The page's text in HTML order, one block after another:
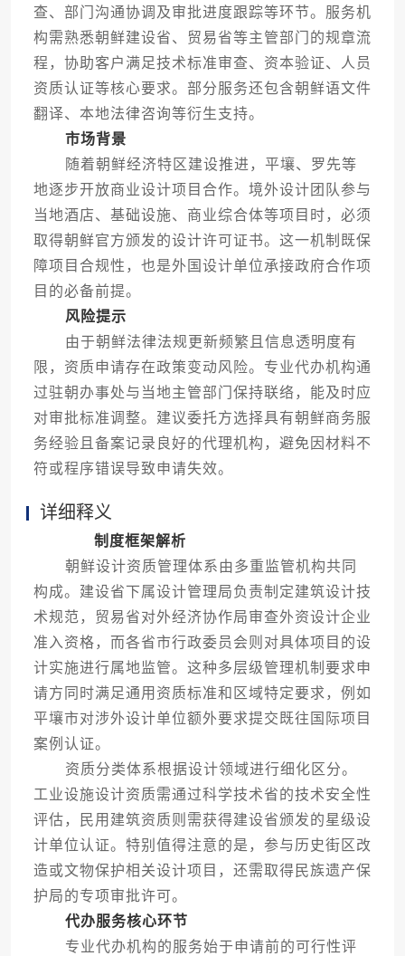
查、部门沟通协调及审批进度跟踪等环节。服务机
构需熟悉朝鲜建设省、贸易省等主管部门的规章流
程，协助客户满足技术标准审查、资本验证、人员
资质认证等核心要求。部分服务还包含朝鲜语文件
翻译、本地法律咨询等衍生支持。
市场背景
随着朝鲜经济特区建设推进，平壤、罗先等
地逐步开放商业设计项目合作。境外设计团队参与
当地酒店、基础设施、商业综合体等项目时，必须
取得朝鲜官方颁发的设计许可证书。这一机制既保
障项目合规性，也是外国设计单位承接政府合作项
目的必备前提。
风险提示
由于朝鲜法律法规更新频繁且信息透明度有
限，资质申请存在政策变动风险。专业代办机构通
过驻朝办事处与当地主管部门保持联络，能及时应
对审批标准调整。建议委托方选择具有朝鲜商务服
务经验且备案记录良好的代理机构，避免因材料不
符或程序错误导致申请失效。
详细释义
制度框架解析
朝鲜设计资质管理体系由多重监管机构共同
构成。建设省下属设计管理局负责制定建筑设计技
术规范，贸易省对外经济协作局审查外资设计企业
准入资格，而各省市行政委员会则对具体项目的设
计实施进行属地监管。这种多层级管理机制要求申
请方同时满足通用资质标准和区域特定要求，例如
平壤市对涉外设计单位额外要求提交既往国际项目
案例认证。
资质分类体系根据设计领域进行细化区分。
工业设施设计资质需通过科学技术省的技术安全性
评估，民用建筑资质则需获得建设省颁发的星级设
计单位认证。特别值得注意的是，参与历史街区改
造或文物保护相关设计项目，还需取得民族遗产保
护局的专项审批许可。
代办服务核心环节
专业代办机构的服务始于申请前的可行性评